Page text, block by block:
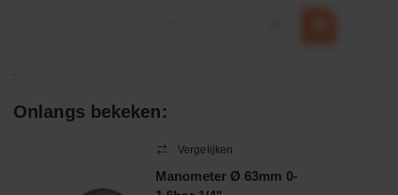
Onlangs bekeken:
Vergelijken
Manometer Ø 63mm 0-